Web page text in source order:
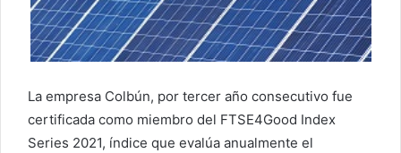
La empresa Colbún, por tercer año consecutivo fue
certificada como miembro del FTSE4Good Index
Series 2021, índice que evalúa anualmente el